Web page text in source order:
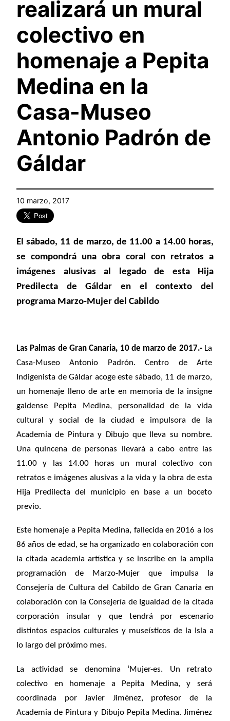
realizará un mural
colectivo en
homenaje a Pepita
Medina en la
Casa-Museo
Antonio Padrón de
Gáldar
10 marzo, 2017
El sábado, 11 de marzo, de 11.00 a 14.00 horas,
se compondrá una obra coral con retratos a
imágenes alusivas al legado de esta Hija
Predilecta de Gáldar en el contexto del
programa Marzo-Mujer del Cabildo
Las Palmas de Gran Canaria, 10 de marzo de 2017.- La
Casa-Museo Antonio Padrón. Centro de Arte
Indigenista de Gáldar acoge este sábado, 11 de marzo,
un homenaje lleno de arte en memoria de la insigne
galdense Pepita Medina, personalidad de la vida
cultural y social de la ciudad e impulsora de la
Academia de Pintura y Dibujo que lleva su nombre.
Una quincena de personas llevará a cabo entre las
11.00 y las 14.00 horas un mural colectivo con
retratos e imágenes alusivas a la vida y la obra de esta
Hija Predilecta del municipio en base a un boceto
previo.
Este homenaje a Pepita Medina, fallecida en 2016 a los
86 años de edad, se ha organizado en colaboración con
la citada academia artística y se inscribe en la amplia
programación de Marzo-Mujer que impulsa la
Consejería de Cultura del Cabildo de Gran Canaria en
colaboración con la Consejería de Igualdad de la citada
corporación insular y que tendrá por escenario
distintos espacios culturales y museísticos de la Isla a
lo largo del próximo mes.
La actividad se denomina ‘Mujer-es. Un retrato
colectivo en homenaje a Pepita Medina, y será
coordinada por Javier Jiménez, profesor de la
Academia de Pintura y Dibujo Pepita Medina. Jiménez